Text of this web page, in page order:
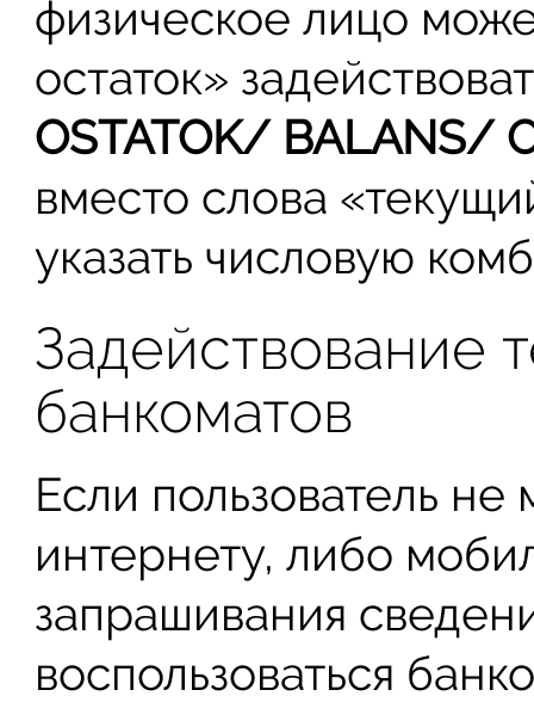
физическое лицо
остаток»
OSTATOK/ BALANS/
вместо слова
указать числовую
Задействование
банкоматов
Если пользователь
интернету, либо
запрашивания
воспользоваться